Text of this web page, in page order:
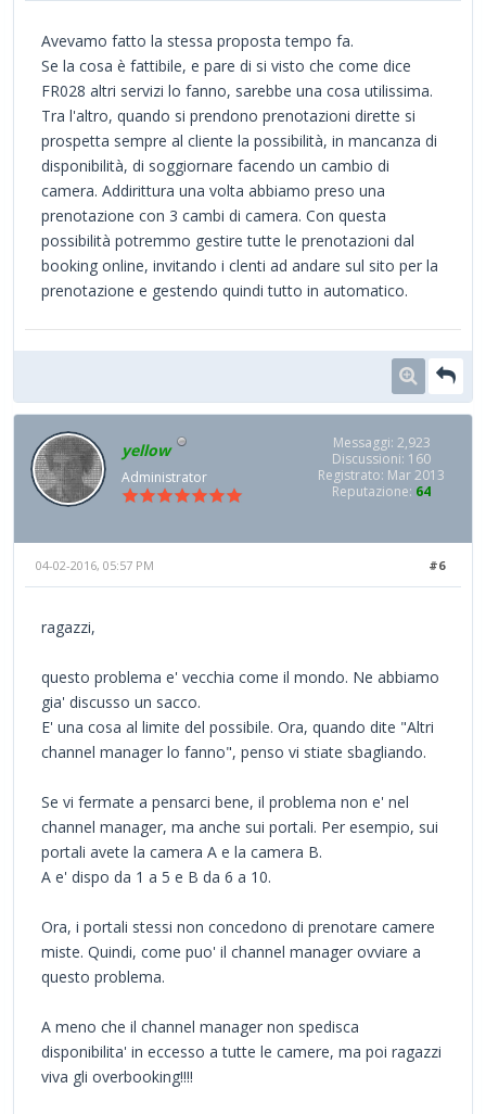
Avevamo fatto la stessa proposta tempo fa.
Se la cosa è fattibile, e pare di si visto che come dice
FR028 altri servizi lo fanno, sarebbe una cosa utilissima.
Tra l'altro, quando si prendono prenotazioni dirette si
prospetta sempre al cliente la possibilità, in mancanza di
disponibilità, di soggiornare facendo un cambio di
camera. Addirittura una volta abbiamo preso una
prenotazione con 3 cambi di camera. Con questa
possibilità potremmo gestire tutte le prenotazioni dal
booking online, invitando i clenti ad andare sul sito per la
prenotazione e gestendo quindi tutto in automatico.
yellow
Administrator
Messaggi: 2,923
Discussioni: 160
Registrato: Mar 2013
Reputazione: 64
#6
04-02-2016, 05:57 PM
ragazzi,
questo problema e' vecchia come il mondo. Ne abbiamo
gia' discusso un sacco.
E' una cosa al limite del possibile. Ora, quando dite "Altri
channel manager lo fanno", penso vi stiate sbagliando.
Se vi fermate a pensarci bene, il problema non e' nel
channel manager, ma anche sui portali. Per esempio, sui
portali avete la camera A e la camera B.
A e' dispo da 1 a 5 e B da 6 a 10.
Ora, i portali stessi non concedono di prenotare camere
miste. Quindi, come puo' il channel manager ovviare a
questo problema.
A meno che il channel manager non spedisca
disponibilita' in eccesso a tutte le camere, ma poi ragazzi
viva gli overbooking!!!!